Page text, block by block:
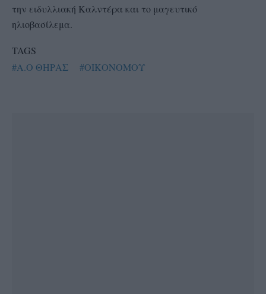
την ειδυλλιακή Καλντέρα και το μαγευτικό
ηλιοβασίλεμα.
TAGS
#Α.Ο ΘΗΡΑΣ
#ΟΙΚΟΝΟΜΟΥ